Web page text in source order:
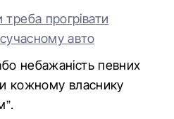
треба прогрівати
авто
небажаність певних
кожному власнику